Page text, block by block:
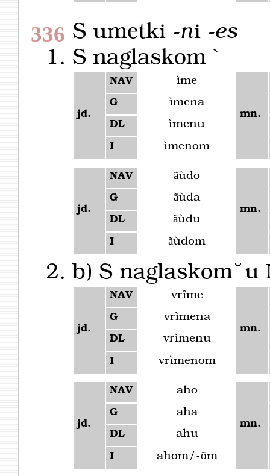
336 S umetki -ni -es
S naglaskom `
jd.
NAV ìme
mn.
G ìmena
DL ìmenu
I ìmenom
jd.
NAV ãùdo
mn.
G ãùda
DL ãùdu
I ãùdom
b) S naglaskom ̆ u
jd.
NAV vrȋme
mn.
G vrìmena
DL vrìmenu
I vrìmenom
jd.
NAV aho
mn.
G aha
DL ahu
I ahom/-õm